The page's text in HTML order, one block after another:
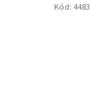
Kód: 4483